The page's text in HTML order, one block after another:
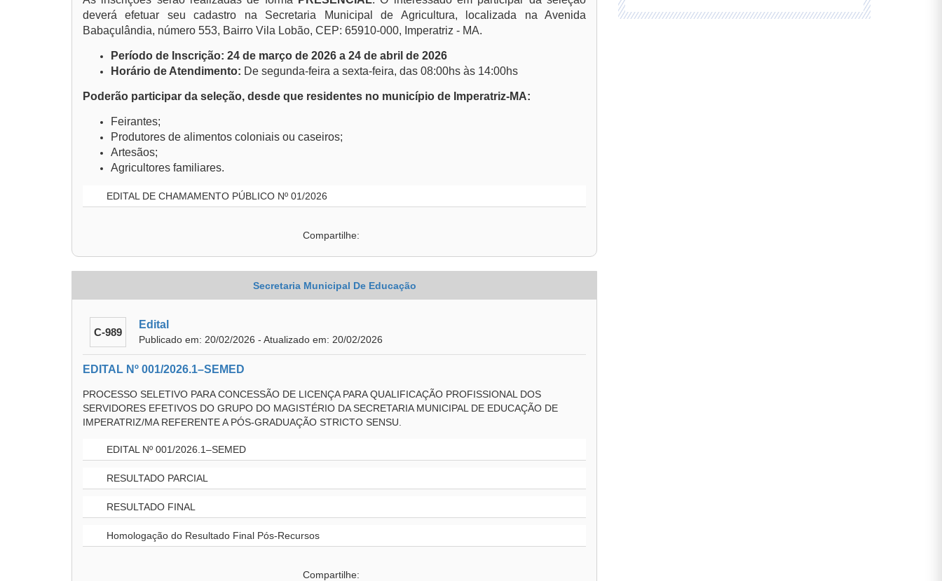
deverá efetuar seu cadastro na Secretaria Municipal de Agricultura, localizada na Avenida
Babaçulândia, número 553, Bairro Vila Lobão, CEP: 65910-000, Imperatriz - MA.
Período de Inscrição: 24 de março de 2026 a 24 de abril de 2026
Horário de Atendimento: De segunda-feira a sexta-feira, das 08:00hs às 14:00hs
Poderão participar da seleção, desde que residentes no município de Imperatriz-MA:
Feirantes;
Produtores de alimentos coloniais ou caseiros;
Artesãos;
Agricultores familiares.
EDITAL DE CHAMAMENTO PÚBLICO Nº 01/2026
Compartilhe:
Secretaria Municipal De Educação
C-989
Edital
Publicado em: 20/02/2026 - Atualizado em: 20/02/2026
EDITAL Nº 001/2026.1–SEMED
PROCESSO SELETIVO PARA CONCESSÃO DE LICENÇA PARA QUALIFICAÇÃO PROFISSIONAL DOS
SERVIDORES EFETIVOS DO GRUPO DO MAGISTÉRIO DA SECRETARIA MUNICIPAL DE EDUCAÇÃO DE
IMPERATRIZ/MA REFERENTE A PÓS-GRADUAÇÃO STRICTO SENSU.
EDITAL Nº 001/2026.1–SEMED
RESULTADO PARCIAL
RESULTADO FINAL
Homologação do Resultado Final Pós-Recursos
Compartilhe: